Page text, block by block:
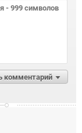
комментарий